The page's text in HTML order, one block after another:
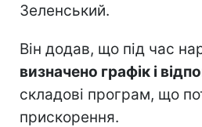
Зеленський.
Він додав, що під час
визначено графік і
складові програм, що
прискорення.